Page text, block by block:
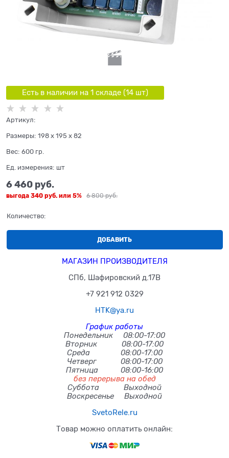
Есть в наличии на 1 складe (14шт)
Артикул:
Размеры: 198 x 195 x 82
Вес: 600 гр.
Ед. измерения: шт
6 800 руб.
6 460 руб.
выгода 340 руб. или 5%
Количество:
ДОБАВИТЬ
МАГАЗИН ПРОИЗВОДИТЕЛЯ
СПб, Шафировский д.17В
+7 921 912 0329
HTK@ya.ru
График работы
Понедельник 08:00-17:00
Вторник 08:00-17:00
Среда 08:00-17:00
Четверг 08:00-17:00
Пятница 08:00-16:00
без перерыва на обед
Суббота Выходной
Воскресенье Выходной
SvetoRele.ru
Товар можно оплатить онлайн: